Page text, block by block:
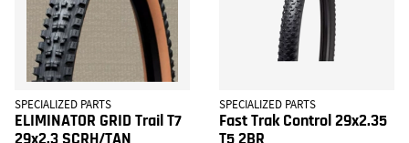
SPECIALIZED PARTS
ELIMINATOR GRID Trail T7
SPECIALIZED PARTS
Fast Trak Control 29x2.35